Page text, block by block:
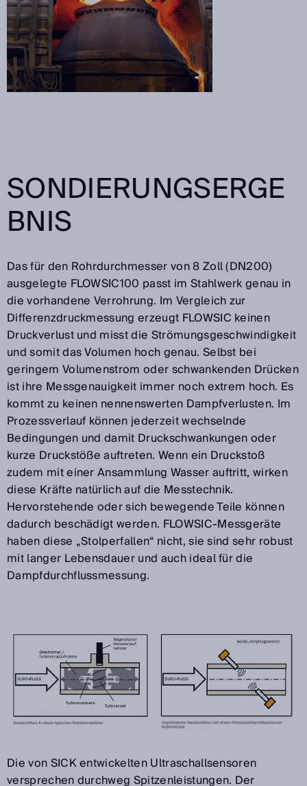
SONDIERUNGSERGE
BNIS
Das für den Rohrdurchmesser von 8 Zoll (DN200)
ausgelegte FLOWSIC100 passt im Stahlwerk genau in
die vorhandene Verrohrung. Im Vergleich zur
Differenzdruckmessung erzeugt FLOWSIC keinen
Druckverlust und misst die Strömungsgeschwindigkeit
und somit das Volumen hoch genau. Selbst bei
geringem Volumenstrom oder schwankenden Drücken
ist ihre Messgenauigkeit immer noch extrem hoch. Es
kommt zu keinen nennenswerten Dampfverlusten. Im
Prozessverlauf können jederzeit wechselnde
Bedingungen und damit Druckschwankungen oder
kurze Druckstöße auftreten. Wenn ein Druckstoß
zudem mit einer Ansammlung Wasser auftritt, wirken
diese Kräfte natürlich auf die Messtechnik.
Hervorstehende oder sich bewegende Teile können
dadurch beschädigt werden. FLOWSIC-Messgeräte
haben diese „Stolperfallen“ nicht, sie sind sehr robust
mit langer Lebensdauer und auch ideal für die
Dampfdurchflussmessung.
Die von SICK entwickelten Ultraschallsensoren
versprechen durchweg Spitzenleistungen. Der